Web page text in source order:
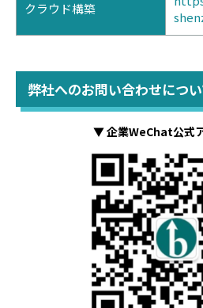
クラウド構築
弊社へのお問い合わせにつ
▼ 企業WeChat公式